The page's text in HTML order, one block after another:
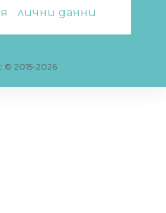
лични данни
© 2015-2026